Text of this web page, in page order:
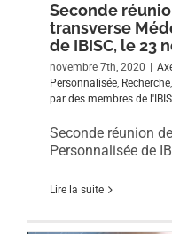
Seconde
transverse
de IBISC, le 23
novembre 7th, 2020
Personnalisée, Recherche,
par des membres de
Seconde réunion
Personnalisée de
Lire la suite